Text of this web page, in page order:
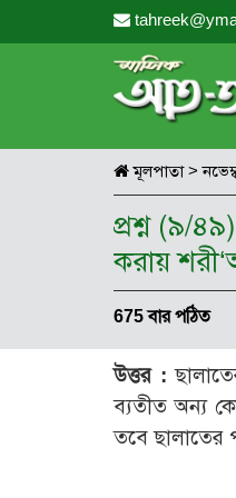
মূলপাতা>
প্রশ্ন (৯/
করায়
675 বার পঠিত
উত্তর :
ব্যতীত অন্য
তবে ছালাতের